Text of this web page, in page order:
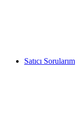
Satıcı Sorularım